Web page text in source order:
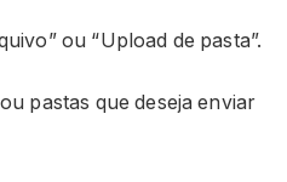
ou “Upload de pasta”.
pastas que deseja enviar